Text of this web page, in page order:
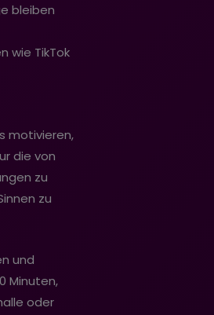
bleiben
wie TikTok
motivieren,
die von
zu
zu
und
Minuten,
oder